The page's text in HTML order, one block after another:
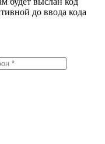
до ввода кода